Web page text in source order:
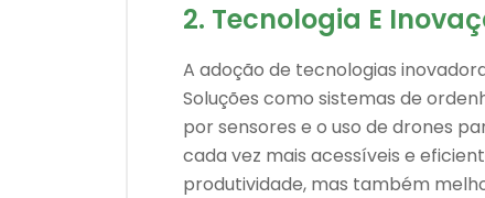
2. Tecnologia E
A adoção de tecnologias
Soluções como sistemas de
por sensores e o uso de drones
cada vez mais acessíveis e
produtividade, mas também